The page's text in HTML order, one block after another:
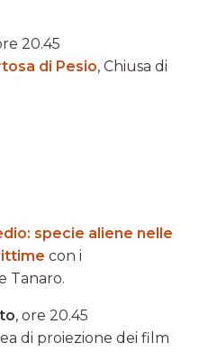
20.45
di Pesio, Chiusa di
specie aliene nelle
con i
Tanaro.
, ore 20.45
di proiezione dei film